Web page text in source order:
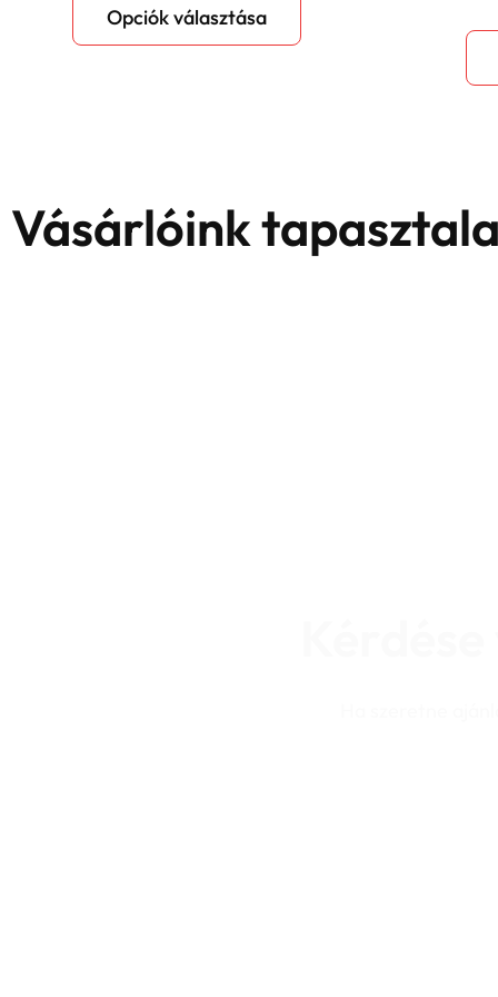
Opciók választása
Vásárlóink